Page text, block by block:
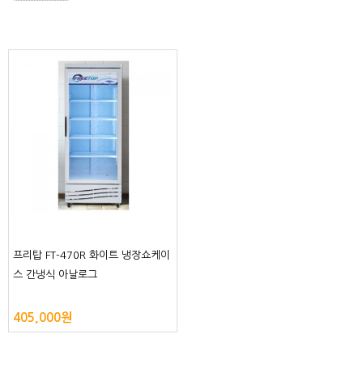
프리탑 FT-470R 화이트 냉장쇼케이
스 간냉식 아날로그
405,000원